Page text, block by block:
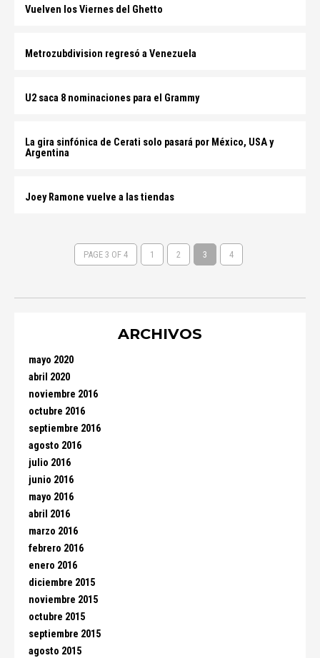
Vuelven los Viernes del Ghetto
Metrozubdivision regresó a Venezuela
U2 saca 8 nominaciones para el Grammy
La gira sinfónica de Cerati solo pasará por México, USA y
Argentina
Joey Ramone vuelve a las tiendas
PAGE 3 OF 4 1 2 3 4
ARCHIVOS
mayo 2020
abril 2020
noviembre 2016
octubre 2016
septiembre 2016
agosto 2016
julio 2016
junio 2016
mayo 2016
abril 2016
marzo 2016
febrero 2016
enero 2016
diciembre 2015
noviembre 2015
octubre 2015
septiembre 2015
agosto 2015